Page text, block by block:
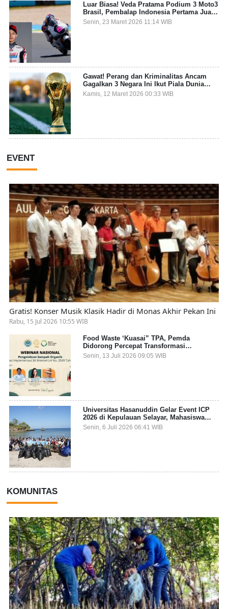
Luar Biasa! Veda Pratama Podium 3 Moto3
Brasil, Pembalap Indonesia Pertama Juara
Grand Prix
Senin, 23 Maret 2026 11:14 WIB
Gawat! Perang dan Kriminalitas Ancam
Gagalkan 3 Negara Ini Ikut Piala Dunia
2026
Kamis, 12 Maret 2026 00:33 WIB
EVENT
Gratis! Konser Musik Klasik Hadir di Monas Akhir Pekan Ini
Rabu, 15 Jul 2026 10:55 WIB
Food Waste ‘Kuasai” TPA, Pemda
Didorong Percepat Transformasi
Pengelolaan Sampah Organik dari Sumber
Senin, 13 Juli 2026 09:05 WIB
Universitas Hasanuddin Gelar Event ICP
2026 di Kepulauan Selayar, Mahasiswa
dari 27 Negara Jadi Partisipan
Senin, 6 Juli 2026 06:41 WIB
KOMUNITAS